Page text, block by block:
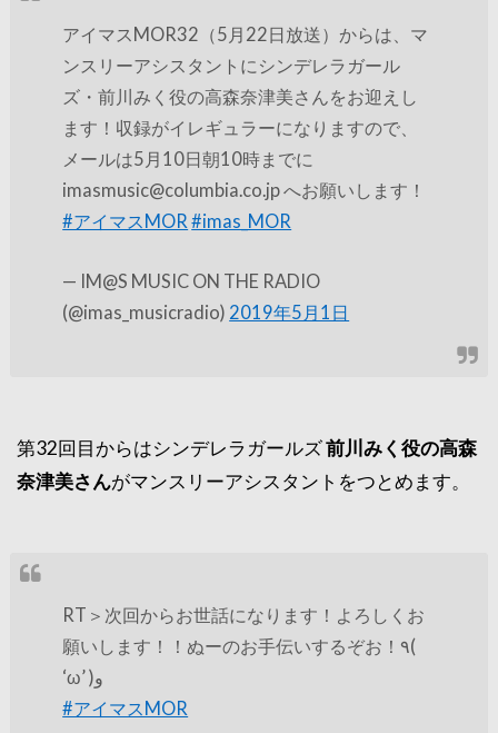
アイマスMOR32（5月22日放送）からは、マ
ンスリーアシスタントにシンデレラガール
ズ・前川みく役の高森奈津美さんをお迎えし
ます！収録がイレギュラーになりますので、
メールは5月10日朝10時までに
imasmusic@columbia.co.jp へお願いします！
#アイマスMOR #imas_MOR
— IM@S MUSIC ON THE RADIO
(@imas_musicradio) 2019年5月1日
第32回目からはシンデレラガールズ前川みく役の高森
奈津美さんがマンスリーアシスタントをつとめます。
RT＞次回からお世話になります！よろしくお
願いします！！ぬーのお手伝いするぞお！٩(
‘ω’ )و
#アイマスMOR